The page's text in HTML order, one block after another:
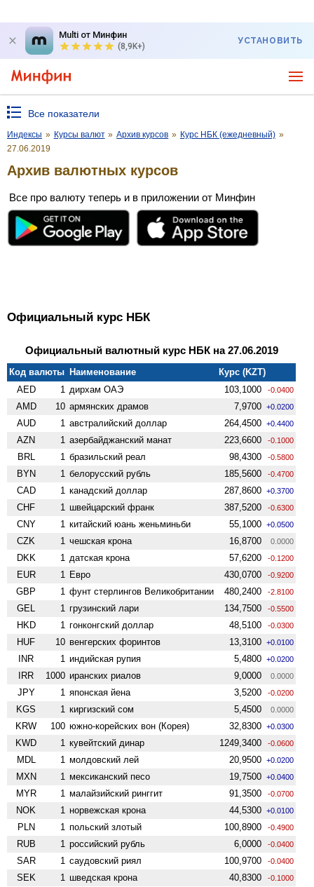
Multi от Минфин
(8,9K+)
УСТАНОВИТЬ
Все показатели
Индексы » Курсы валют » Архив курсов » Курс НБК (ежедневный) »
27.06.2019
Архив валютных курсов
Все про валюту теперь и в приложении от Минфин
Официальный курс НБК
Официальный валютный курс НБК на 27.06.2019
Код валюты Наименование
Курс (KZT)
AED
1 дирхам ОАЭ 103,1000 -0.0400
AMD 10 армянских драмов 7,9700 +0.0200
AUD 1 австралийский доллар 264,4500 +0.4400
AZN 1 азербайджанский манат 223,6600 -0.1000
BRL 1 бразильский реал 98,4300 -0.5800
BYN 1 белорусский рубль 185,5600 -0.4700
CAD 1 канадский доллар 287,8600 +0.3700
CHF 1 швейцарский франк 387,5200 -0.6300
CNY 1 китайский юань женьминьби 55,1000 +0.0500
CZK 1 чешская крона 16,8700 0.0000
DKK 1 датская крона 57,6200 -0.1200
EUR 1 Евро 430,0700 -0.9200
GBP 1 фунт стерлингов Велико­британии 480,2400 -2.8100
GEL 1 грузинский лари 134,7500 -0.5500
HKD 1 гонконгский доллар 48,5100 -0.0300
HUF 10 венгерских форинтов 13,3100 +0.0100
INR 1 индийская рупия 5,4800 +0.0200
IRR 1000 иранских риалов 9,0000 0.0000
JPY 1 японская йена 3,5200 -0.0200
KGS 1 киргизский сом 5,4500 0.0000
KRW 100 южно-корейских вон (Корея) 32,8300 +0.0300
KWD 1 кувейтский динар 1249,3400 -0.0600
MDL 1 молдовский лей 20,9500 +0.0200
MXN 1 мексиканский песо 19,7500 +0.0400
MYR 1 малайзийский ринггит 91,3500 -0.0700
NOK 1 норвежская крона 44,5300 +0.0100
PLN 1 польский злотый 100,8900 -0.4900
RUB 1 российский рубль 6,0000 -0.0400
SAR 1 саудовский риял 100,9700 -0.0400
SEK 1 шведская крона 40,8300 -0.1000